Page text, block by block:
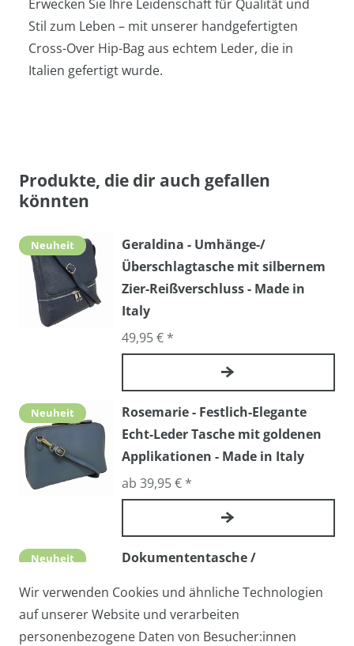
Erwecken Sie Ihre Leidenschaft für Qualität und
Stil zum Leben – mit unserer handgefertigten
Cross-Over Hip-Bag aus echtem Leder, die in
Italien gefertigt wurde.
Produkte, die dir auch gefallen
könnten
Neuheit
Geraldina - Umhänge-/
Überschlagtasche mit silbernem
Zier-Reißverschluss - Made in
Italy
49,95 € *
Neuheit
Rosemarie - Festlich-Elegante
Echt-Leder Tasche mit goldenen
Applikationen - Made in Italy
ab 39,95 € *
Neuheit
Dokumententasche /
Leder, Made in Italy
109,00 € *
Wir verwenden Cookies und ähnliche Technologien
auf unserer Website und verarbeiten
personenbezogene Daten von Besucher:innen